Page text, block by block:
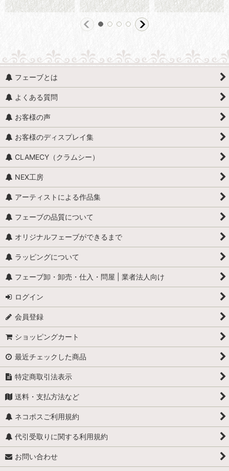
フェーブとは
よくある質問
お客様の声
お客様のディスプレイ集
CLAMECY（クラムシー）
NEX工房
アーティストによる作品集
フェーブの品質について
オリジナルフェーブができるまで
ラッピングについて
フェーブ卸・卸売・仕入・問屋 | 業者法人向け
ログイン
会員登録
ショッピングカート
最近チェックした商品
特定商取引法表示
送料・支払方法など
ネコポスご利用規約
代引受取りに関する利用規約
お問い合わせ